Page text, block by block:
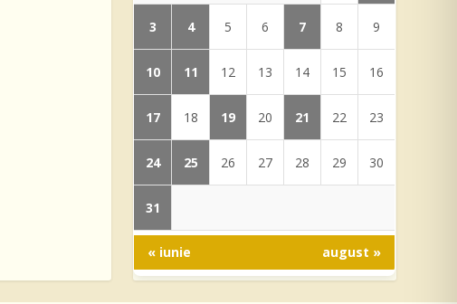
3 4 5 6 7 8 9
10 11 12 13 14 15 16
17 18 19 20 21 22 23
24 25 26 27 28 29 30
31
« iunie august »